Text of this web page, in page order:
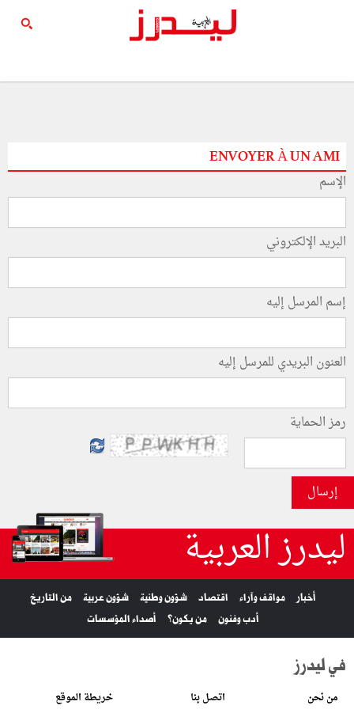
ENVOYER À UN AMI
الإسم
البريد الإلكتروني
إسم المرسل إليه
العنون البريدي للمرسل إليه
رمز الحماية
إرسال
ليدرز العربية
أخبار مواقف وآراء اقتصاد شؤون وطنية شؤون عربية
من التاريخ
أدب وفنون
من يكون؟ أصداء المؤسسات
في ليدرز
من نحن اتصل بنا خريطة الموقع